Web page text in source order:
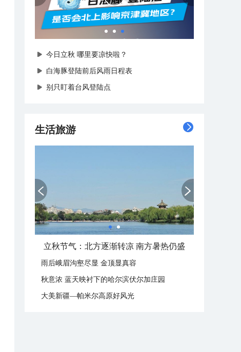
今日立秋 哪里要凉快啦？
白海豚登陆前后风雨日程表
雨后峨眉沟壑尽显 金顶显真容
秋意浓 蓝天映衬下的哈尔滨伏尔加庄园